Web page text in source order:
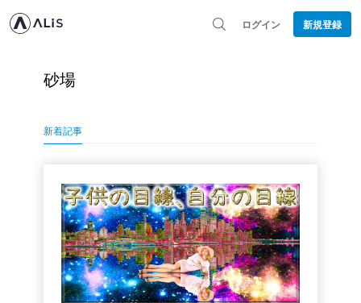
ログイン 新規登録
砂場
新着記事